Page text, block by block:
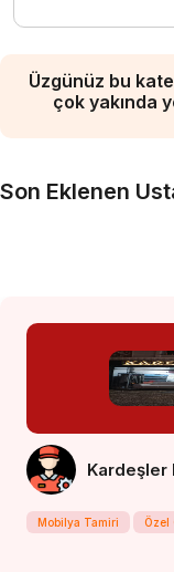
Üzgünüz bu
çok yakında
Son Eklenen
Kardeşler
Mobilya Tamiri Özel